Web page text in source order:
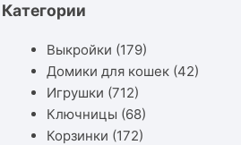
Категории
Выкройки (179)
Домики для кошек (42)
Игрушки (712)
Ключницы (68)
Корзинки (172)